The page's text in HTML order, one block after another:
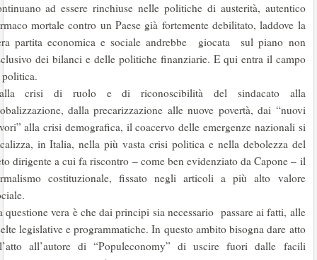
ad essere rinchiuse nelle politiche di austerità, autentico
mortale contro un Paese già fortemente debilitato, laddove la
partita economica e sociale andrebbe giocata sul piano non
dei bilanci e delle politiche finanziarie. E qui entra il campo
crisi di ruolo e di riconoscibilità del sindacato alla
dalla precarizzazione alle nuove povertà, dai “nuovi
alla crisi demografica, il coacervo delle emergenze nazionali si
in Italia, nella più vasta crisi politica e nella debolezza del
dirigente a cui fa riscontro – come ben evidenziato da Capone – il
costituzionale, fissato negli articoli a più alto valore
questione vera è che dai principi sia necessario passare ai fatti, alle
legislative e programmatiche. In questo ambito bisogna dare atto
all’autore di “Populeconomy” di uscire fuori dalle facili